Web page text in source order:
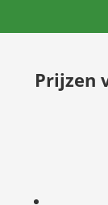
Prijzen